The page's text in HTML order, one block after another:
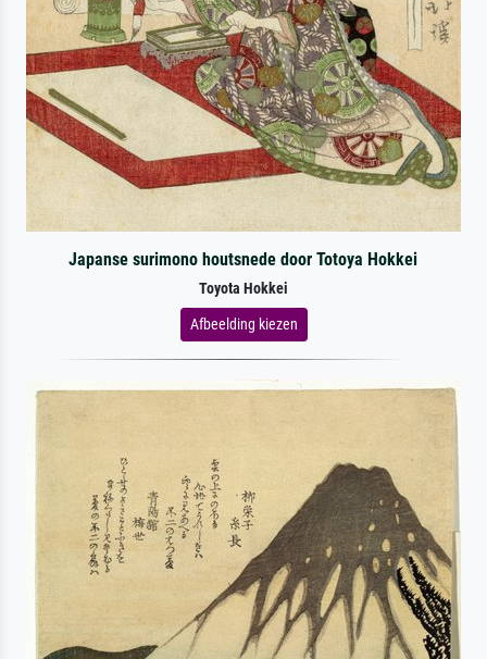
Japanse surimono houtsnede door Totoya Hokkei
Toyota Hokkei
Afbeelding kiezen